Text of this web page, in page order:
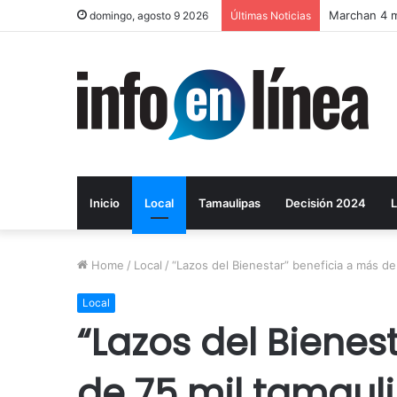
domingo, agosto 9 2026 Últimas Noticias Catean
Inicio Local Tamaulipas Decisión 2024
Home / Local / “Lazos del Bienestar” beneficia a más
Local
“Lazos del